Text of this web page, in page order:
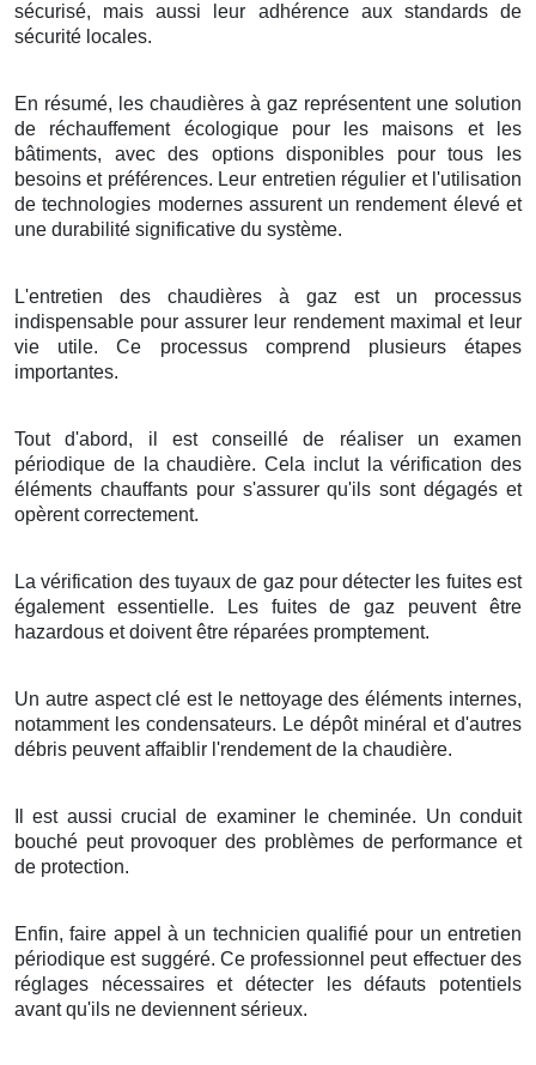
sécurisé, mais aussi leur adhérence aux standards de
sécurité locales.
En résumé, les chaudières à gaz représentent une solution
de réchauffement écologique pour les maisons et les
bâtiments, avec des options disponibles pour tous les
besoins et préférences. Leur entretien régulier et l'utilisation
de technologies modernes assurent un rendement élevé et
une durabilité significative du système.
L'entretien des chaudières à gaz est un processus
indispensable pour assurer leur rendement maximal et leur
vie utile. Ce processus comprend plusieurs étapes
importantes.
Tout d'abord, il est conseillé de réaliser un examen
périodique de la chaudière. Cela inclut la vérification des
éléments chauffants pour s'assurer qu'ils sont dégagés et
opèrent correctement.
La vérification des tuyaux de gaz pour détecter les fuites est
également essentielle. Les fuites de gaz peuvent être
hazardous et doivent être réparées promptement.
Un autre aspect clé est le nettoyage des éléments internes,
notamment les condensateurs. Le dépôt minéral et d'autres
débris peuvent affaiblir l'rendement de la chaudière.
Il est aussi crucial de examiner le cheminée. Un conduit
bouché peut provoquer des problèmes de performance et
de protection.
Enfin, faire appel à un technicien qualifié pour un entretien
périodique est suggéré. Ce professionnel peut effectuer des
réglages nécessaires et détecter les défauts potentiels
avant qu'ils ne deviennent sérieux.